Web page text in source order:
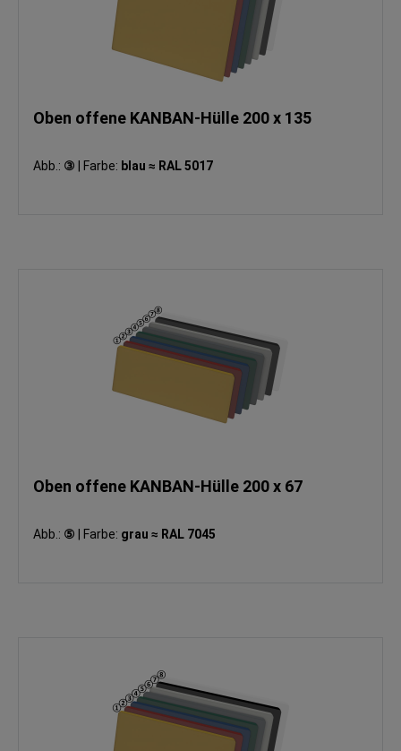
Oben offene KANBAN-Hülle 200 x 135
Abb.: ③ Farbe: blau ≈ RAL 5017
Oben offene KANBAN-Hülle 200 x 67
Abb.: ⑤ Farbe: grau ≈ RAL 7045